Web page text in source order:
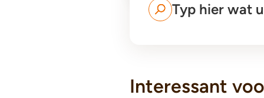
Typ hier wat
Interessant